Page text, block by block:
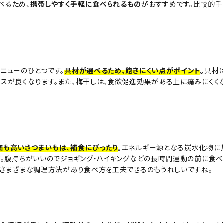
ため、携帯しやすく手軽に食べられるものがおすすめです。 比較的
ューのひとつです。具材が選べるため、飽きにくい点がポイント。具材
が良くなります。また、梅干しは、食欲促進効果がある上に痛みにく
高いさつまいもは、補食にぴったり。エネルギー源となる炭水化物に
腹持ちがいいのでジョギング・ハイキングなどの長時間運動の前に食べ
さまざまな調理方法があり食べ方を工夫できるのもうれしいですね。